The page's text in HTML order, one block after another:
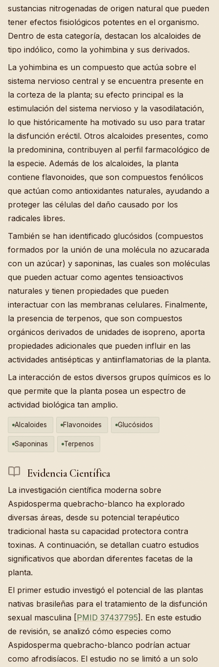
sustancias nitrogenadas de origen natural que pueden
tener efectos fisiológicos potentes en el organismo.
Dentro de esta categoría, destacan los alcaloides de
tipo indólico, como la yohimbina y sus derivados.
La yohimbina es un compuesto que actúa sobre el
sistema nervioso central y se encuentra presente en
la corteza de la planta; su efecto principal es la
estimulación del sistema nervioso y la vasodilatación,
lo que históricamente ha motivado su uso para tratar
la disfunción eréctil. Otros alcaloides presentes, como
la predominina, contribuyen al perfil farmacológico de
la especie. Además de los alcaloides, la planta
contiene flavonoides, que son compuestos fenólicos
que actúan como antioxidantes naturales, ayudando a
proteger las células del daño causado por los
radicales libres.
También se han identificado glucósidos (compuestos
formados por la unión de una molécula no azucarada
con un azúcar) y saponinas, las cuales son moléculas
que pueden actuar como agentes tensioactivos
naturales y tienen propiedades que pueden
interactuar con las membranas celulares. Finalmente,
la presencia de terpenos, que son compuestos
orgánicos derivados de unidades de isopreno, aporta
propiedades adicionales que pueden influir en las
actividades antisépticas y antiinflamatorias de la planta.
La interacción de estos diversos grupos químicos es lo
que permite que la planta posea un espectro de
actividad biológica tan amplio.
Alcaloides Flavonoides Glucósidos
Saponinas Terpenos
Evidencia Científica
La investigación científica moderna sobre
Aspidosperma quebracho-blanco ha explorado
diversas áreas, desde su potencial terapéutico
tradicional hasta su capacidad protectora contra
toxinas. A continuación, se detallan cuatro estudios
significativos que abordan diferentes facetas de la
planta.
El primer estudio investigó el potencial de las plantas
nativas brasileñas para el tratamiento de la disfunción
sexual masculina [PMID 37437795]. En este estudio
de revisión, se analizó cómo especies como
Aspidosperma quebracho-blanco podrían actuar
como afrodisíacos. El estudio no se limitó a un solo